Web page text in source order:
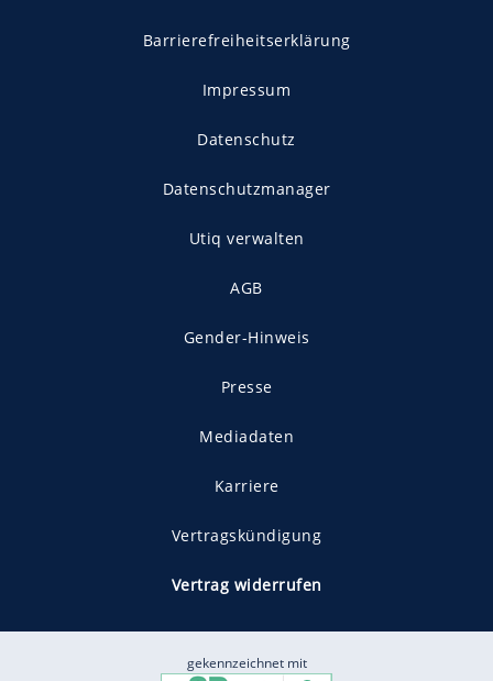
Barrierefreiheitserklärung
Impressum
Datenschutz
Datenschutzmanager
Utiq verwalten
AGB
Gender-Hinweis
Presse
Mediadaten
Karriere
Vertragskündigung
Vertrag widerrufen
gekennzeichnet mit